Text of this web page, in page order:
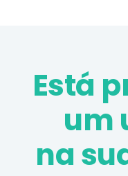
Está
um
na